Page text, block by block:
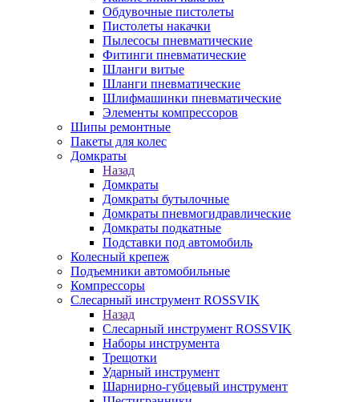
Обдувочные пистолеты
Пистолеты накачки
Пылесосы пневматические
Фитинги пневматические
Шланги витые
Шланги пневматические
Шлифмашинки пневматические
Элементы компрессоров
Шипы ремонтные
Пакеты для колес
Домкраты
Назад
Домкраты
Домкраты бутылочные
Домкраты пневмогидравлические
Домкраты подкатные
Подставки под автомобиль
Колесный крепеж
Подъемники автомобильные
Компрессоры
Слесарный инструмент ROSSVIK
Назад
Слесарный инструмент ROSSVIK
Наборы инструмента
Трещотки
Ударный инструмент
Шарнирно-губцевый инструмент